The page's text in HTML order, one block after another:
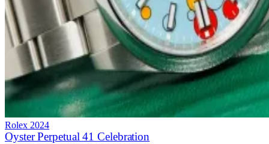
Rolex 2024
Oyster Perpetual 41 Celebration